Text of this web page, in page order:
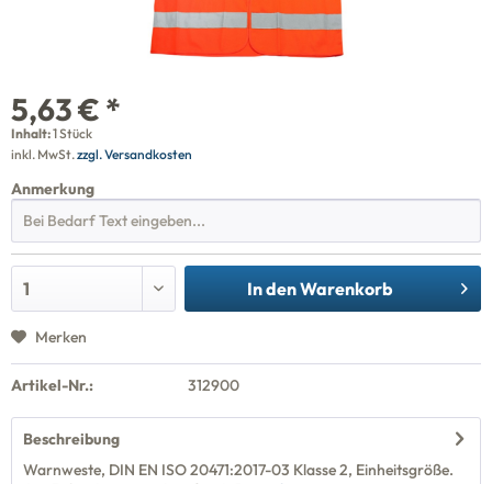
5,63 € *
Inhalt:1 Stück
inkl. MwSt.zzgl. Versandkosten
Anmerkung
In denWarenkorb
Merken
Artikel-Nr.: 312900
Beschreibung
Warnweste, DIN EN ISO 20471:2017-03 Klasse 2, Einheitsgröße.